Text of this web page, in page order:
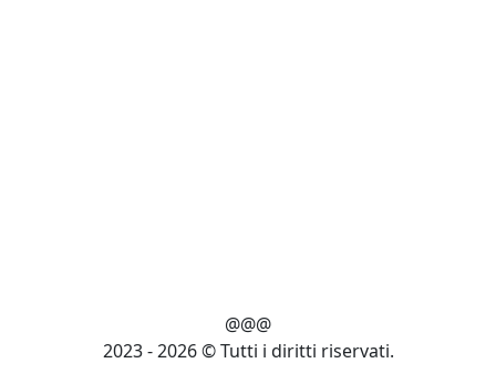
@@@
2023 - 2026 © Tutti i diritti riservati.